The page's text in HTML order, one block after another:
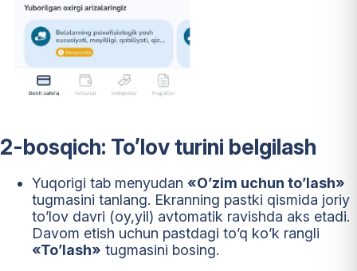
2-bosqich: To’lov turini belgilash
Yuqorigi tab menyudan «O’zim uchun to’lash»
tugmasini tanlang. Ekranning pastki qismida joriy
to’lov davri (oy,yil) avtomatik ravishda aks etadi.
Davom etish uchun pastdagi to’q ko’k rangli
«To’lash» tugmasini bosing.